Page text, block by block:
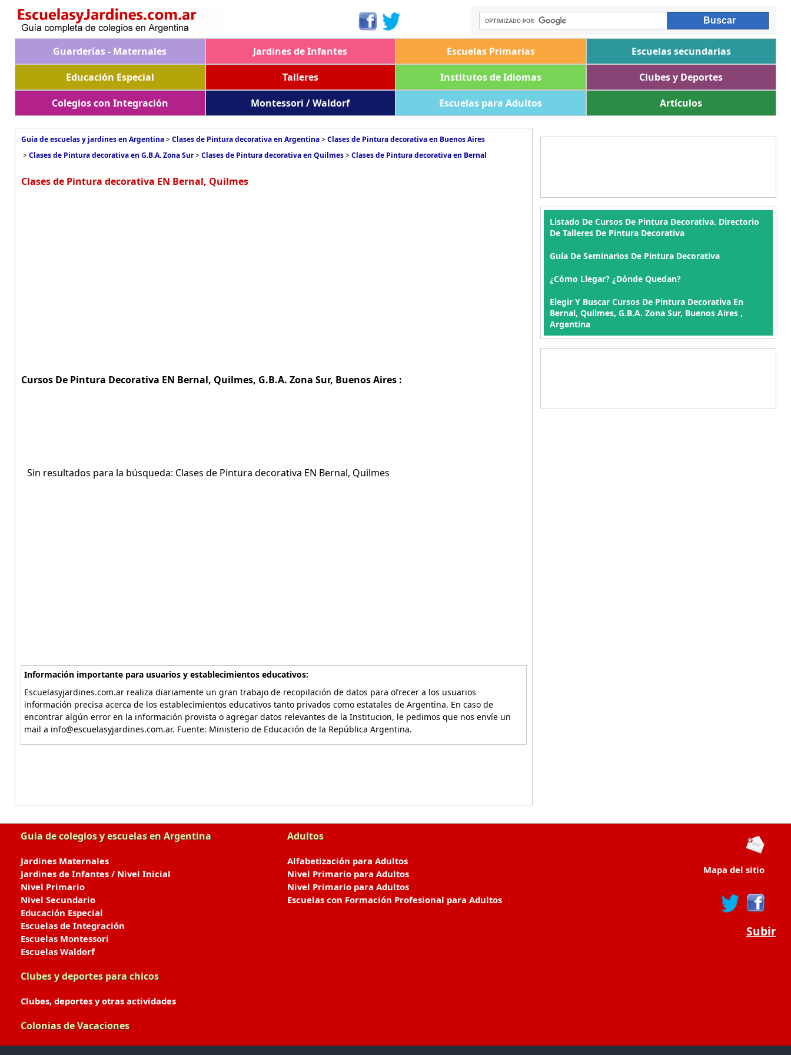
Guarderías - Maternales Jardines de Infantes Escuelas Primarias
Escuelas secundarias
Educación Especial
Talleres Institutos de Idiomas
Clubes y Deportes
Colegios con Integración
Montessori / Waldorf Escuelas para Adultos Artículos
Guía de escuelas y jardines en Argentina>Clases de Pintura decorativa en Argentina>Clases de Pintura decorativa en Buenos Aires
>Clases de Pintura decorativa en G.B.A. Zona Sur>Clases de Pintura decorativa en Quilmes>Clases de Pintura decorativa en Bernal
Clases de Pintura decorativa EN Bernal, Quilmes
Cursos De Pintura Decorativa EN Bernal, Quilmes, G.B.A. Zona Sur, Buenos Aires :
Sin resultados para la búsqueda: Clases de Pintura decorativa EN Bernal, Quilmes
Información importante para usuarios y establecimientos educativos:
Escuelasyjardines.com.ar realiza diariamente un gran trabajo de recopilación de datos para ofrecer a los usuarios
información precisa acerca de los establecimientos educativos tanto privados como estatales de Argentina. En caso de
encontrar algún error en la información provista o agregar datos relevantes de la Institucion, le pedimos que nos envíe un
mail a info@escuelasyjardines.com.ar. Fuente: Ministerio de Educación de la República Argentina.
Listado De Cursos De Pintura Decorativa. Directorio
De Talleres De Pintura Decorativa
Guía De Seminarios De Pintura Decorativa
¿Cómo Llegar? ¿Dónde Quedan?
Elegir Y Buscar Cursos De Pintura Decorativa En
Bernal, Quilmes, G.B.A. Zona Sur, Buenos Aires ,
Argentina
Guia de colegios y escuelas en Argentina
Jardines Maternales
Jardines de Infantes / Nivel Inicial
Nivel Primario
Nivel Secundario
Educación Especial
Escuelas de Integración
Escuelas Montessori
Escuelas Waldorf
Clubes y deportes para chicos
Clubes, deportes y otras actividades
Colonias de Vacaciones
Adultos
Alfabetización para Adultos
Nivel Primario para Adultos
Nivel Primario para Adultos
Escuelas con Formación Profesional para Adultos
Mapa del sitio
Subir